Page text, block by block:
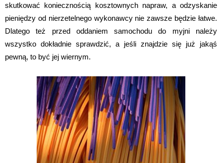
skutkować koniecznością kosztownych napraw, a odzyskanie
pieniędzy od nierzetelnego wykonawcy nie zawsze będzie łatwe.
Dlatego też przed oddaniem samochodu do myjni należy
wszystko dokładnie sprawdzić, a jeśli znajdzie się już jakąś
pewną, to być jej wiernym.